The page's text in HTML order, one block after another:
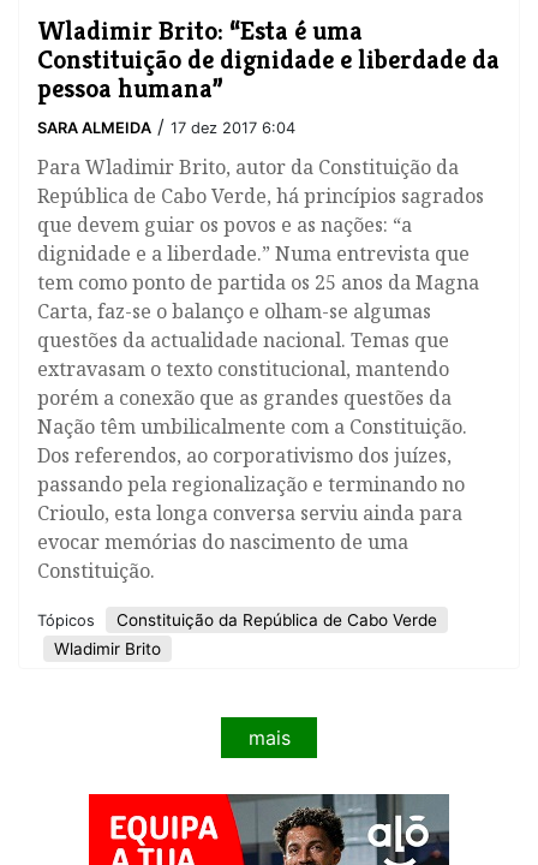
Wladimir Brito: “Esta é uma
Constituição de dignidade e liberdade da
pessoa humana”
SARA ALMEIDA / 17 dez 2017 6:04
​Para Wladimir Brito, autor da Constituição da
República de Cabo Verde, há princípios sagrados
que devem guiar os povos e as nações: “a
dignidade e a liberdade.” Numa entrevista que
tem como ponto de partida os 25 anos da Magna
Carta, faz-se o balanço e olham-se algumas
questões da actualidade nacional. Temas que
extravasam o texto constitucional, mantendo
porém a conexão que as grandes questões da
Nação têm umbilicalmente com a Constituição.
Dos referendos, ao corporativismo dos juízes,
passando pela regionalização e terminando no
Crioulo, esta longa conversa serviu ainda para
evocar memórias do nascimento de uma
Constituição.
Tópicos
Constituição da República de Cabo Verde
Wladimir Brito
mais